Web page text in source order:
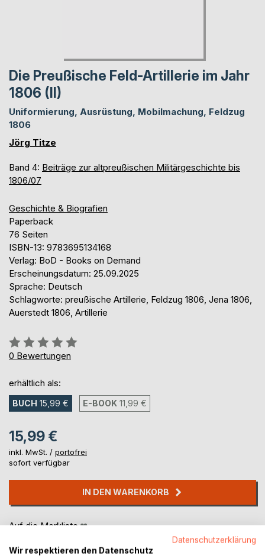
Die Preußische Feld-Artillerie im Jahr
1806 (II)
Uniformierung, Ausrüstung, Mobilmachung, Feldzug
1806
Jörg Titze
Band 4: Beiträge zur altpreußischen Militärgeschichte bis
1806/07
Geschichte & Biografien
Paperback
76 Seiten
ISBN-13: 9783695134168
Verlag: BoD - Books on Demand
Erscheinungsdatum: 25.09.2025
Sprache: Deutsch
Schlagworte: preußische Artillerie, Feldzug 1806, Jena 1806,
Auerstedt 1806, Artillerie
Bewertung::
0%
0 Bewertungen
erhältlich als:
BUCH 15,99 € E-BOOK 11,99 €
15,99 €
inkl. MwSt. / portofrei
sofort verfügbar
IN DEN WARENKORB
Auf die Merkliste
Datenschutzerklärung
Wir respektieren den Datenschutz